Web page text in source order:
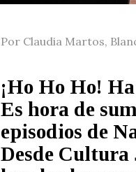
Por Claudia Martos,
¡Ho Ho Ho!
Es hora de
episodios de
Desde Cultura